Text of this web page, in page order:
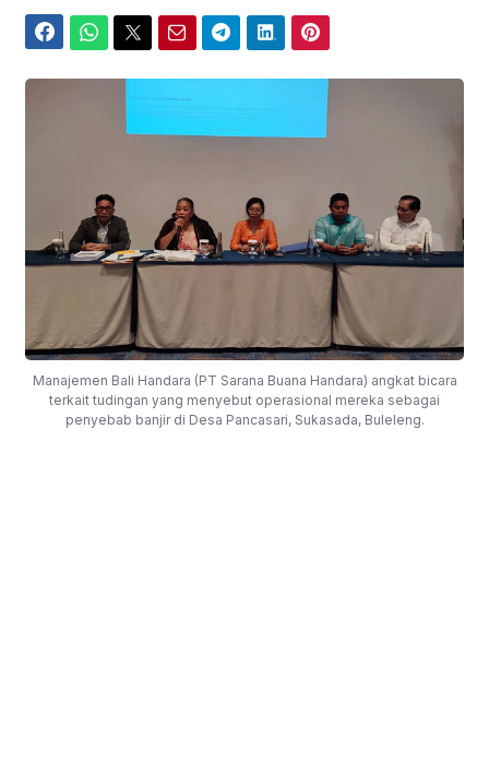
Manajemen Bali Handara (PT Sarana Buana Handara) angkat bicara
terkait tudingan yang menyebut operasional mereka sebagai
penyebab banjir di Desa Pancasari, Sukasada, Buleleng.